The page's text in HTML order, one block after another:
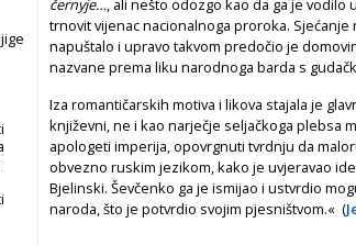
černyje…, ali nešto odozgo kao da ga je
trnovit vijenac nacionalnoga proroka.
napuštalo i upravo takvom predočio je
nazvane prema liku narodnoga barda s
Iza romantičarskih motiva i likova stajala je
književni, ne i kao narječje seljačkoga plebsa
apologeti imperija, opovrgnuti tvrdnju da
obvezno ruskim jezikom, kako je uvjeravao
Bjelinski. Ševčenko ga je ismijao i ustvrdio
naroda, što je potvrdio svojim pjesništvom.« (